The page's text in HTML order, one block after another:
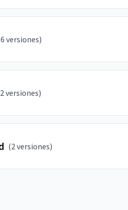
versiones)
versiones)
(2 versiones)